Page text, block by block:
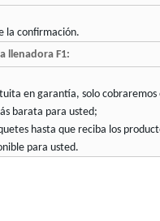
la confirmación.
llenadora F1:
en garantía, solo
barata para usted;
hasta que reciba los
para usted.